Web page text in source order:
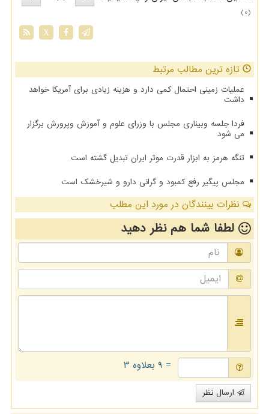
(0)
X
تازه ترین مطالب مرتبط
عملیات زمینی احتمال کمی دارد و هزینه زیادی برای آمریکا خواهد
داشت
فردا جلسه وبیناری مجلس با وزرای علوم و آموزش وپرورش برگزار
می‎ شود
تنگه هرمز به ابزار قدرت موثر ایران تبدیل گشته است
مجلس پیگیر رفع کمبود و گرانی دارو و شیرخشک است
نظرات بینندگان در مورد این مطلب
لطفا شما همنظر دهید
= ۹ بعلاوه ۳
ارسال نظر